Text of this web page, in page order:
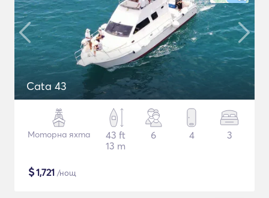
Cata 43
Моторна яхта
43 ft
13 m
6 4 3
$1,721 /нощ